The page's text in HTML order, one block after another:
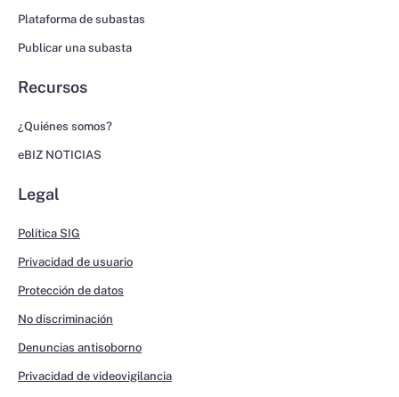
Plataforma de subastas
Publicar una subasta
Recursos
¿Quiénes somos?
eBIZ NOTICIAS
Legal
Política SIG
Privacidad de usuario
Protección de datos
No discriminación
Denuncias antisoborno
Privacidad de videovigilancia